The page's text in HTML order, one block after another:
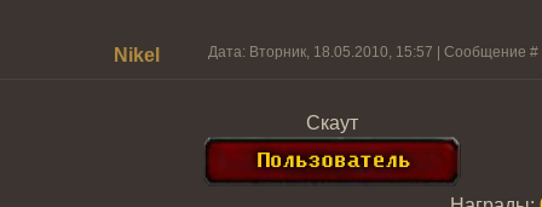
Nikel Дата: Вторник, 18.05.2010, 15:57 | Сообщение #
Скаут